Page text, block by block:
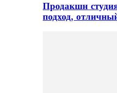
Продакшн
подход,